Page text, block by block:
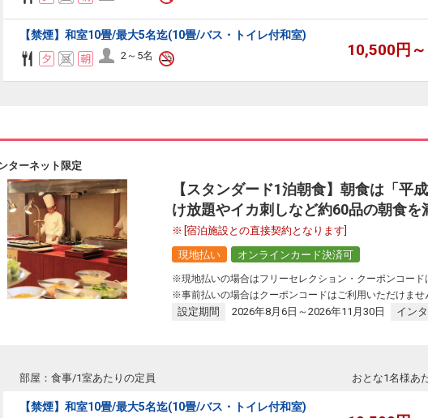
【禁煙】和室10畳/最大5名迄(10畳/バス・トイレ付和室)
2～5名 10,500円
ターネット限定
【スタンダード1泊朝食】朝食は「平
け放題やイカ刺しなど約60品の朝食を
[宿泊施設との直接契約となります]
現地払い
オンラインカード決済可
※現地払いの場合はフリーセレクション・クーポンコー
※事前払いの場合はクーポンコードはご利用いただけませ
設定期間 2026年8月6日～2026年11月30日 イン
部屋：食事/1室あたりの定員 おとな1名様あ
【禁煙】和室10畳/最大5名迄(10畳/バス・トイレ付和室)
ーセレクション・クーポンコードのご利用について
が指定した商品が利用できません。
ーセレクション・クーポンコードをご利用いただけない商品